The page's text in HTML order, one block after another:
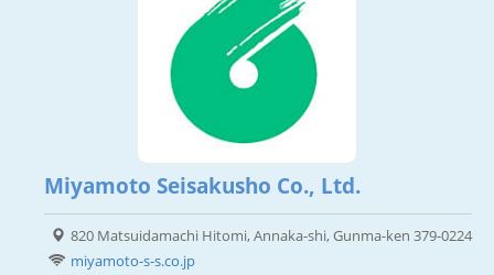
Miyamoto Seisakusho Co., Ltd.
820 Matsuidamachi Hitomi, Annaka-shi, Gunma-ken 379-0224
miyamoto-s-s.co.jp